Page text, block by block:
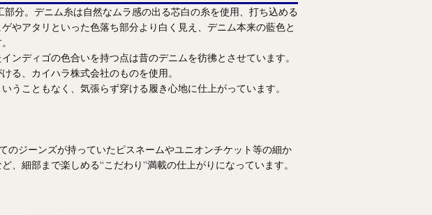
分。デニム糸は自然なムラ感の出る芯白の糸を使用、打ち込める
やアタリといった色落ち部分より白く見え、デニム本来の藍色と
ンディゴの色合いを持つ点は昔のデニムを彷彿とさせています。
る、カイハラ株式会社のものを使用。
うこともなく、気張らず穿ける履き心地に仕上がっています。
のジーンズが持っていたピスネームやユニオンチケット等の細か
、細部まで楽しめる“こだわり”満載の仕上がりになっています。